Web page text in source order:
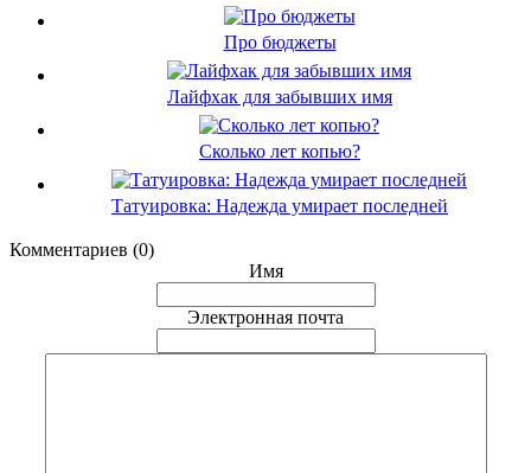
Про бюджеты
Лайфхак для забывших имя
Сколько лет копью?
Татуировка: Надежда умирает последней
Комментариев (0)
Имя
Электронная почта